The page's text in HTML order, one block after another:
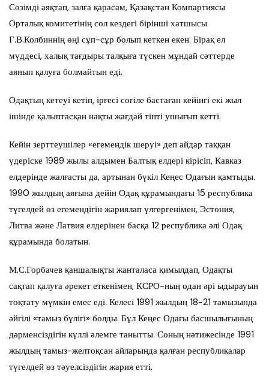
Сөзімді аяқтап, залға қарасам, Қазақстан Компартиясы
Орталық комитетінің сол кездегі бірінші хатшысы
Г.В.Колбиннің өңі сұп-сұр болып кеткен екен. Бірақ ел
мүддесі, халық тағдыры талқыға түскен мұндай сәттерде
аянып қалуға болмайтын еді.
Одақтың кетеуі кетіп, іргесі сөгіле бастаған кейінгі екі жыл
ішінде қалыптасқан нақты жағдай тіпті ушығып кетті.
Кейін зерттеушілер «егемендік шеруі» деп айдар таққан
үдеріске 1989 жылы алдымен Балтық елдері кірісіп, Кавказ
елдерінде жалғасты да, артынан бүкіл Кеңес Одағын қамтыды.
1990 жылдың аяғына дейін Одақ құрамындағы 15 республика
түгелдей өз егемендігін жариялап үлгергенімен, Эстония,
Литва және Латвия елдерінен басқа 12 республика әлі Одақ
құрамында болатын.
М.С.Горбачев қаншалықты жанталаса қимылдап, Одақты
сақтап қалуға әрекет еткенімен, КСРО-ның одан әрі ыдырауын
тоқтату мүмкін емес еді. Келесі 1991 жылдың 18-21 тамызында
әйгілі «тамыз бүлігі» болды. Бұл Кеңес Одағы басшылығының
дәрменсіздігін күллі әлемге танытты. Соның нәтижесінде 1991
жылдың тамыз-желтоқсан айларында қалған республикалар
түгелдей өз тәуелсіздігін жария етті.